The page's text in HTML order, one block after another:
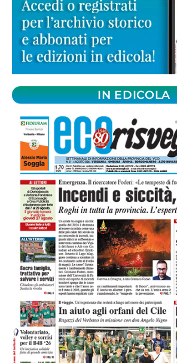
IN EDICOLA